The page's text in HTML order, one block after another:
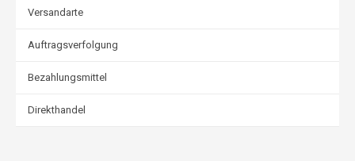
Versandarte
Auftragsverfolgung
Bezahlungsmittel
Direkthandel